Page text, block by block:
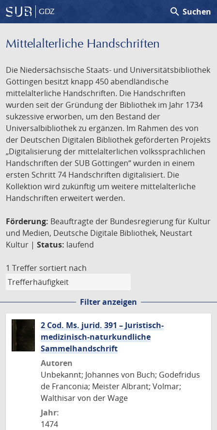
GDZ search Suchen
Mittelalterliche Handschriften
Die Niedersächsische Staats- und Universitätsbibliothek
Göttingen besitzt knapp 450 abendländische
mittelalterliche Handschriften. Die Handschriften
wurden seit der Gründung der Bibliothek im Jahr 1734
sukzessive erworben, um den Bestand der
Universalbibliothek zu ergänzen. Im Rahmen des von
der Deutschen Digitalen Bibliothek geförderten Projekts
„Digitalisierung der mittelalterlichen volkssprachlichen
Handschriften der SUB Göttingen“ wurden in einem
ersten Schritt 74 Handschriften digitalisiert. Die
Kollektion wird zukünftig um weitere mittelalterliche
Handschriften erweitert werden.
Förderung: Beauftragte der Bundesregierung für Kultur
und Medien, Deutsche Digitale Bibliothek, Neustart
Kultur | Status: laufend
1 Treffer sortiert nach
Filter anzeigen
2 Cod. Ms. jurid. 391 – Juristisch-
medizinisch-naturkundliche
Sammelhandschrift
Autoren
Unbekannt; Johannes von Buch; Godefridus
de Franconia; Meister Albrant; Volmar;
Walthisar von der Wage
Jahr:
1474